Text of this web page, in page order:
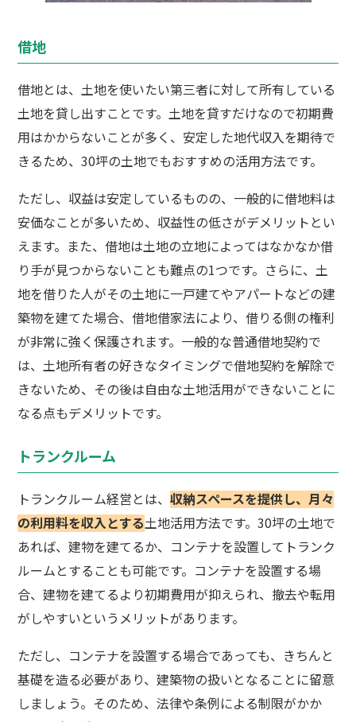
借地
借地とは、土地を使いたい第三者に対して所有している
土地を貸し出すことです。土地を貸すだけなので初期費
用はかからないことが多く、安定した地代収入を期待で
きるため、30坪の土地でもおすすめの活用方法です。
ただし、収益は安定しているものの、一般的に借地料は
安価なことが多いため、収益性の低さがデメリットとい
えます。また、借地は土地の立地によってはなかなか借
り手が見つからないことも難点の1つです。さらに、土
地を借りた人がその土地に一戸建てやアパートなどの建
築物を建てた場合、借地借家法により、借りる側の権利
が非常に強く保護されます。一般的な普通借地契約で
は、土地所有者の好きなタイミングで借地契約を解除で
きないため、その後は自由な土地活用ができないことに
なる点もデメリットです。
トランクルーム
トランクルーム経営とは、収納スペースを提供し、月々
の利用料を収入とする土地活用方法です。30坪の土地で
あれば、建物を建てるか、コンテナを設置してトランク
ルームとすることも可能です。コンテナを設置する場
合、建物を建てるより初期費用が抑えられ、撤去や転用
がしやすいというメリットがあります。
ただし、コンテナを設置する場合であっても、きちんと
基礎を造る必要があり、建築物の扱いとなることに留意
しましょう。そのため、法律や条例による制限がかか